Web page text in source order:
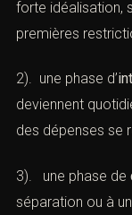
Dans les dossiers
1). une phase d’
une forte
2). une phase d’